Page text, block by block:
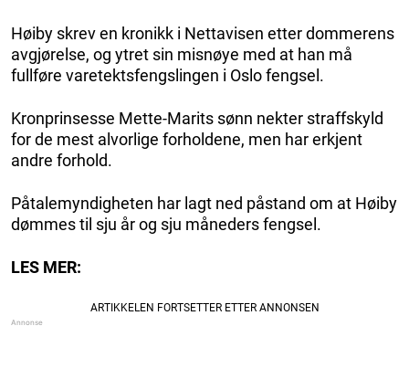
Høiby skrev en kronikk i Nettavisen etter dommerens
avgjørelse, og ytret sin misnøye med at han må
fullføre varetektsfengslingen i Oslo fengsel.
Kronprinsesse Mette-Marits sønn nekter straffskyld
for de mest alvorlige forholdene, men har erkjent
andre forhold.
Påtalemyndigheten har lagt ned påstand om at Høiby
dømmes til sju år og sju måneders fengsel.
LES MER: